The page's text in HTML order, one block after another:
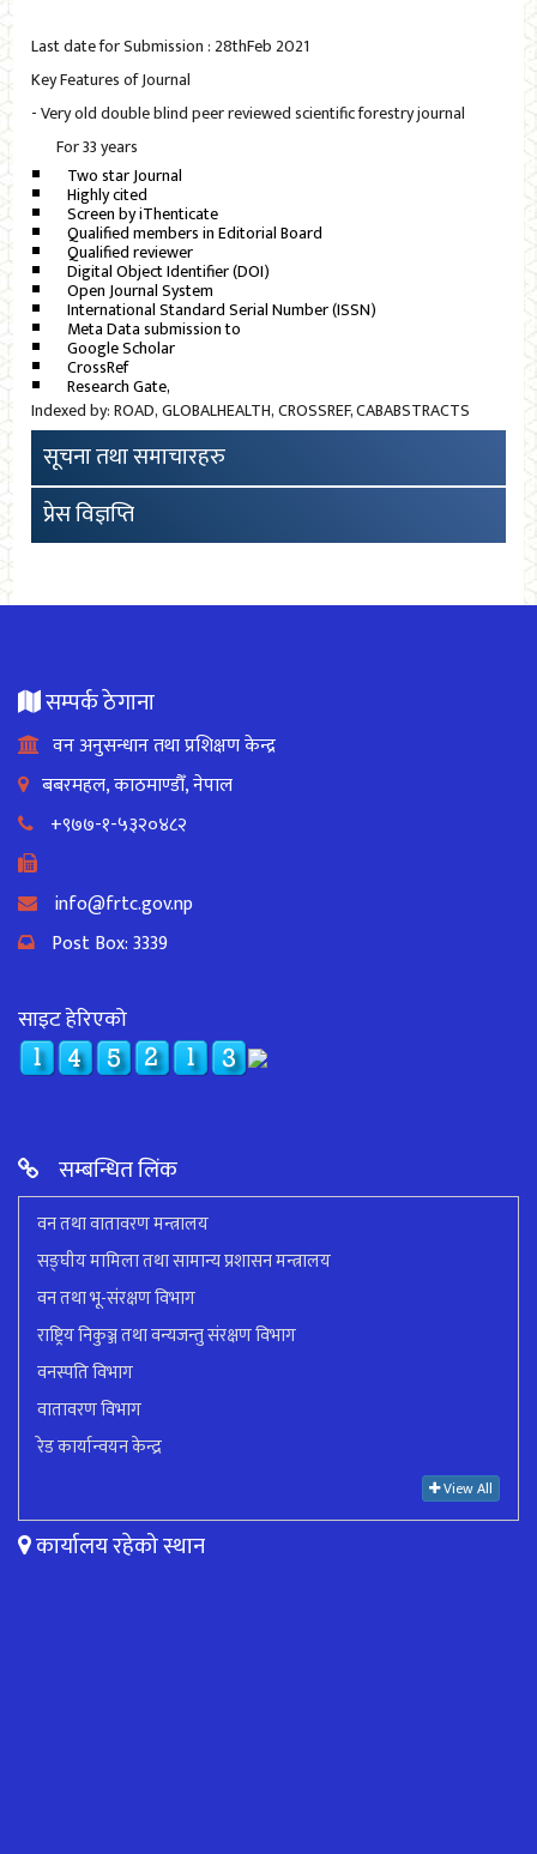
Last date for Submission : 28thFeb 2021
Key Features of Journal
- Very old double blind peer reviewed scientific forestry journal
For 33 years
Two star Journal
Highly cited
Screen by iThenticate
Qualified members in Editorial Board
Qualified reviewer
Digital Object Identifier (DOI)
Open Journal System
International Standard Serial Number (ISSN)
Meta Data submission to
Google Scholar
CrossRef
Research Gate,
Indexed by: ROAD, GLOBALHEALTH, CROSSREF, CABABSTRACTS
सूचना तथा समाचारहरु
प्रेस विज्ञप्ति
सम्पर्क ठेगाना
वन अनुसन्धान तथा प्रशिक्षण केन्द्र
बबरमहल, काठमाण्डौँ, नेपाल
+९७७-१-५३२०४८२
info@frtc.gov.np
Post Box: 3339
साइट हेरिएको
सम्बन्धित लिंक
वन तथा वातावरण मन्त्रालय
सङ्घीय मामिला तथा सामान्य प्रशासन मन्त्रालय
वन तथा भू-संरक्षण विभाग
राष्ट्रिय निकुञ्ज तथा वन्यजन्तु संरक्षण विभाग
वनस्पति विभाग
वातावरण विभाग
रेड कार्यान्वयन केन्द्र
View All
कार्यालय रहेको स्थान